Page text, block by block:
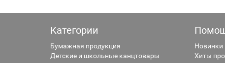
Категории
Бумажная продукция
Детские и школьные канцтовары
Новинки
Хиты